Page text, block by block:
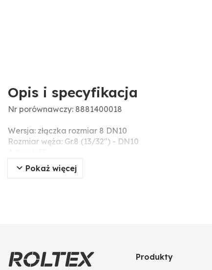
Opis i specyfikacja
Nr porównawczy: 8881400018
Wersja: złączka rozmiar 8 DN10
Rozmiar węża: Gr.8 (13/32") - DN10
Pokaż więcej
Produkty